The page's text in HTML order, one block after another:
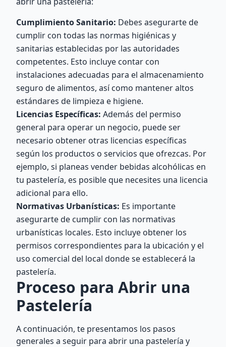
Cumplimiento Sanitario: Debes asegurarte de
cumplir con todas las normas higiénicas y
sanitarias establecidas por las autoridades
competentes. Esto incluye contar con
instalaciones adecuadas para el almacenamiento
seguro de alimentos, así como mantener altos
estándares de limpieza e higiene.
Licencias Específicas: Además del permiso
general para operar un negocio, puede ser
necesario obtener otras licencias específicas
según los productos o servicios que ofrezcas. Por
ejemplo, si planeas vender bebidas alcohólicas en
tu pastelería, es posible que necesites una licencia
adicional para ello.
Normativas Urbanísticas: Es importante
asegurarte de cumplir con las normativas
urbanísticas locales. Esto incluye obtener los
permisos correspondientes para la ubicación y el
uso comercial del local donde se establecerá la
pastelería.
Proceso para Abrir una
Pastelería
A continuación, te presentamos los pasos
generales a seguir para abrir una pastelería y